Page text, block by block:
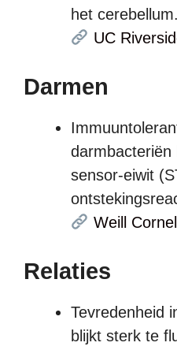
het cerebellum.
UC
Darmen
darmbacteriën
sensor-eiwit
Weill
Relaties
Tevredenheid
blijkt sterk te